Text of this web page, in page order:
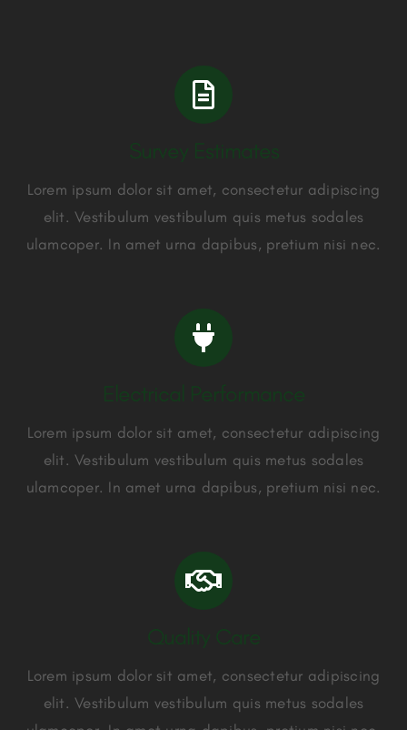
Lorem ipsum dolor sit amet, consectetur adipiscing
elit. Vestibulum vestibulum quis metus sodales
ulamcoper. In amet urna dapibus, pretium nisi nec.
Lorem ipsum dolor sit amet, consectetur adipiscing
elit. Vestibulum vestibulum quis metus sodales
ulamcoper. In amet urna dapibus, pretium nisi nec.
Lorem ipsum dolor sit amet, consectetur adipiscing
elit. Vestibulum vestibulum quis metus sodales